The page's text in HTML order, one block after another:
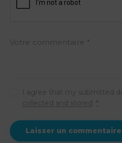
I agree that my submitted
collected and stored *